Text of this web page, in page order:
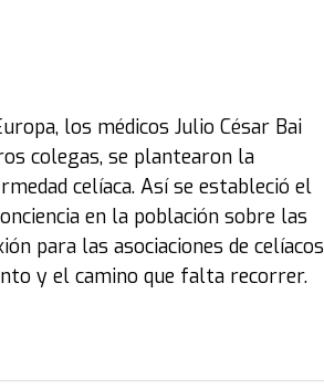
los médicos Julio César Bai
colegas, se plantearon la
celíaca. Así se estableció el
en la población sobre las
para las asociaciones de celíacos
y el camino que falta recorrer.